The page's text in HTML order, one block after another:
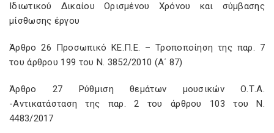
Ιδιωτικού Δικαίου Ορισμένου Χρόνου και σύμβασης
μίσθωσης έργου
Άρθρο 26 Προσωπικό ΚΕ.Π.Ε. – Τροποποίηση της παρ. 7
του άρθρου 199 του Ν. 3852/2010 (Α΄ 87)
Άρθρο 27 Ρύθμιση θεμάτων μουσικών Ο.Τ.Α.
-Αντικατάσταση της παρ. 2 του άρθρου 103 του Ν.
4483/2017